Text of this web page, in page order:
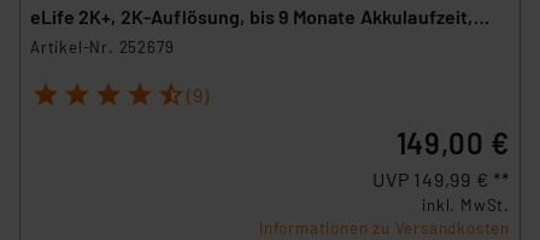
eLife 2K+, 2K-Auflösung, bis 9 Monate Akkulaufzeit,
IP66
Artikel-Nr. 252679
1 2 3 4 5 (9)
149,00 €
UVP 149,99 € **
inkl. MwSt.
Informationen zu Versandkosten